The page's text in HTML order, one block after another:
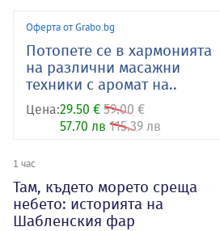
Оферта от Grabo.bg
Потопете се в хармонията
на различни масажни
техники с аромат на..
Цена:29.50 € 59.00 €
57.70 лв 115.39 лв
1 час
Там, където морето среща
небето: историята на
Шабленския фар